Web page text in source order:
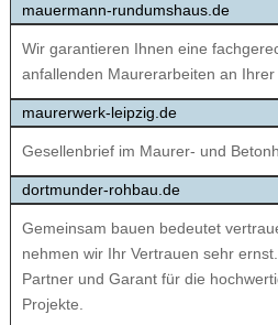
mauermann-rundumshaus.de
Wir garantieren Ihnen eine
anfallenden Maurerarbeiten an Ihrer
maurerwerk-leipzig.de
Gesellenbrief im Maurer- und
dortmunder-rohbau.de
Gemeinsam bauen bedeutet
nehmen wir Ihr Vertrauen sehr
Partner und Garant für die
Projekte.